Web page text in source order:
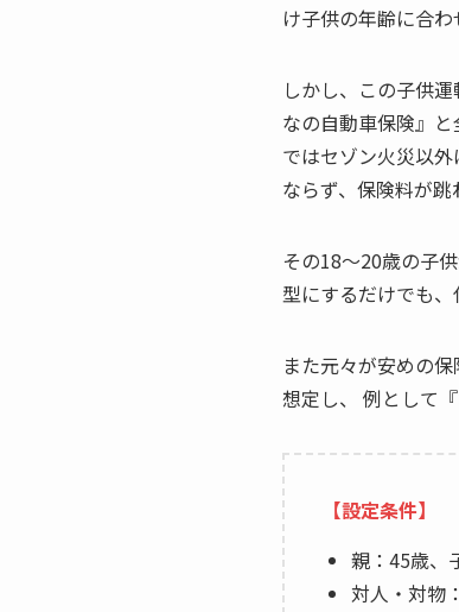
け子供の年齢に合
しかし、この子供
なの自動車保険』
ではセゾン火災以
ならず、保険料が跳
その18～20歳の子
型にするだけでも、
また元々が安めの
想定し、 例として
【設定条件】
親：45歳、
対人・対物